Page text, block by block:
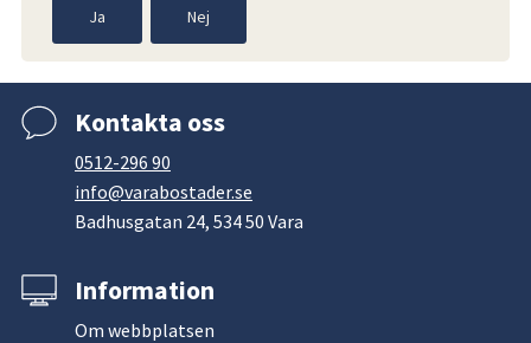
Ja Nej
Kontakta oss
0512-296 90
info@varabostader.se
Badhusgatan 24, 534 50 Vara
Information
Om webbplatsen